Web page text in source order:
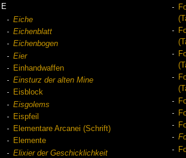
E
Eiche
Eichenblatt
Eichenbogen
Eier
Einhandwaffen
Einsturz der alten Mine
Eisblock
Eisgolems
Eispfeil
Elementare Arcanei (Schrift)
Elemente
Elixier der Geschicklichkeit